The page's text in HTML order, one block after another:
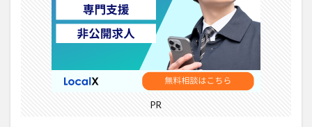
PR